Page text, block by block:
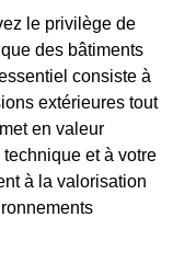
le privilège de
des bâtiments
consiste à
extérieures tout
en valeur
et à votre
à la valorisation